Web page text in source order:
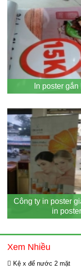
In poster
Công ty in poster
in
Xem Nhiều
Kệ x đế nước 2 mặt